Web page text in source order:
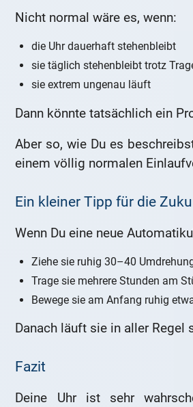
Nicht normal wäre es, wenn:
die Uhr dauerhaft stehenbleibt
sie täglich stehenbleibt trotz
sie extrem ungenau läuft
Dann könnte tatsächlich ein
Aber so, wie Du es
einem völlig normalen
Ein kleiner Tipp für die
Wenn Du eine neue
Ziehe sie ruhig 30–40
Trage sie mehrere Stunden am
Bewege sie am Anfang ruhig
Danach läuft sie in aller Regel
Fazit
Deine Uhr ist sehr